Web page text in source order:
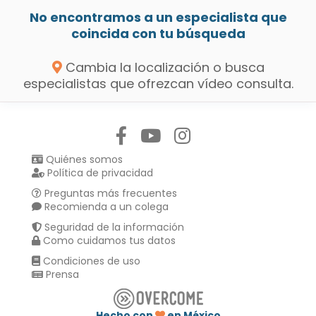
No encontramos a un especialista que
coincida con tu búsqueda
Cambia la localización o busca
especialistas que ofrezcan vídeo consulta.
Quiénes somos
Política de privacidad
Preguntas más frecuentes
Recomienda a un colega
Seguridad de la información
Como cuidamos tus datos
Condiciones de uso
Prensa